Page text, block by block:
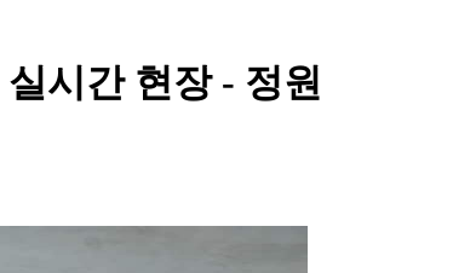
시간 현장 - 정원